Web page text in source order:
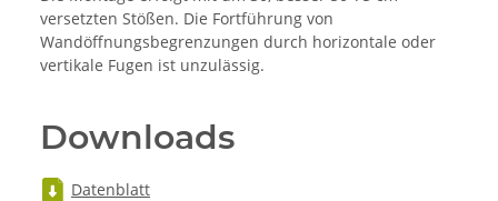
versetzten Stößen. Die Fortführung von
Wandöffnungsbegrenzungen durch horizontale oder
vertikale Fugen ist unzulässig.
Downloads
Datenblatt